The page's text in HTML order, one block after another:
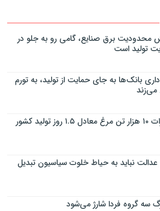
محدودیت برق صنایع، گامی رو به جلو در
تولید است
بانک‌ها به جای حمایت از تولید، به تورم
می‌زند
صادرات ۱۰ هزار تن مرغ معادل ۱.۵ روز تولید کشور
نباید به حیاط خلوت سیاسیون تبدیل
سه گروه فردا شارژ می‌شود